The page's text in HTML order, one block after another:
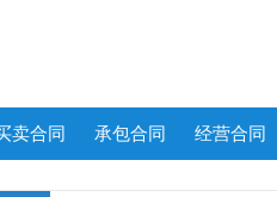
卖合同 承包合同 经营合同